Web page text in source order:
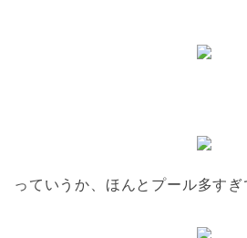
っていうか、ほんとプール多すぎ